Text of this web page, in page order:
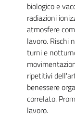
biologico e
radiazioni
atmosfere
lavoro. Rischi
turni e
ripetitivi
benessere
correlato.
lavoro.